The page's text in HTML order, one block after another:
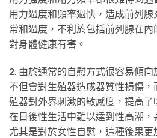
用力過度和頻率過快，造成前列
常和過度，不利於包括前列腺在內
對身體健康有害。
2. 由於通常的自慰方式很容易傾向
不但會對生殖器造成器質性損傷
殖器對外界刺激的敏感度，提高
在日後性生活中難以達到性高潮，
尤其是對於女性自慰，這種後果更